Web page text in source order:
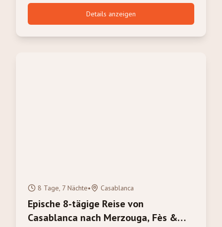
Details anzeigen
8 Tage, 7 Nächte• Casablanca
Epische 8-tägige Reise von
Casablanca nach Merzouga, Fès &